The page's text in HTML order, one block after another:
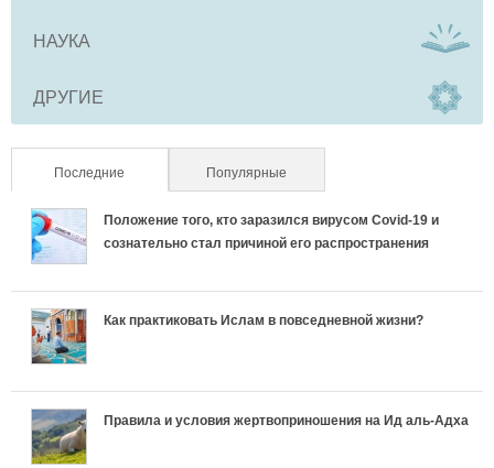
НАУКА
ДРУГИЕ
Последние (активная вкладка)Популярные
Положение того, кто заразился вирусом Covid-19 и
сознательно стал причиной его распространения
Как практиковать Ислам в повседневной жизни?
Правила и условия жертвоприношения на Ид аль-Адха